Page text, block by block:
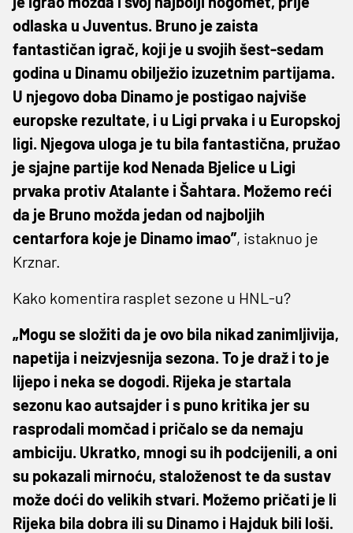
odlaska u Juventus. Bruno je zaista
fantastičan igrač, koji je u svojih šest-sedam
godina u Dinamu obilježio izuzetnim partijama.
U njegovo doba Dinamo je postigao najviše
europske rezultate, i u Ligi prvaka i u Europskoj
ligi. Njegova uloga je tu bila fantastična, pružao
je sjajne partije kod Nenada Bjelice u Ligi
prvaka protiv Atalante i Šahtara. Možemo reći
da je Bruno možda jedan od najboljih
centarfora koje je Dinamo imao”, istaknuo je
Krznar.
Kako komentira rasplet sezone u HNL-u?
„Mogu se složiti da je ovo bila nikad zanimljivija,
napetija i neizvjesnija sezona. To je draž i to je
lijepo i neka se dogodi. Rijeka je startala
sezonu kao autsajder i s puno kritika jer su
rasprodali momčad i pričalo se da nemaju
ambiciju. Ukratko, mnogi su ih podcijenili, a oni
su pokazali mirnoću, staloženost te da sustav
može doći do velikih stvari. Možemo pričati je li
Rijeka bila dobra ili su Dinamo i Hajduk bili loši.